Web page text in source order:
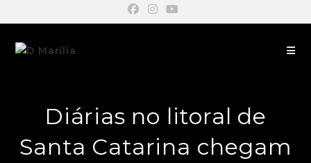
Diárias no litoral de
Santa Catarina chegam